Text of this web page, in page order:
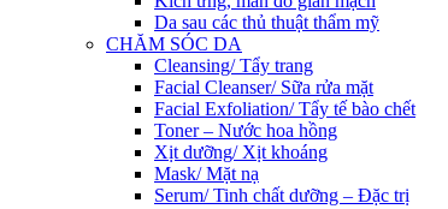
Da sau các thủ thuật thẩm mỹ
CHĂM SÓC DA
Cleansing/ Tẩy trang
Facial Cleanser/ Sữa rửa mặt
Facial Exfoliation/ Tẩy tế bào chết
Toner – Nước hoa hồng
Xịt dưỡng/ Xịt khoáng
Mask/ Mặt nạ
Serum/ Tinh chất dưỡng – Đặc trị